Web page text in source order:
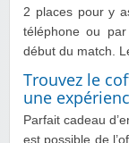
2 places pour y
téléphone ou
début du match.
Trouvez le
une
Parfait cadeau
est possible de